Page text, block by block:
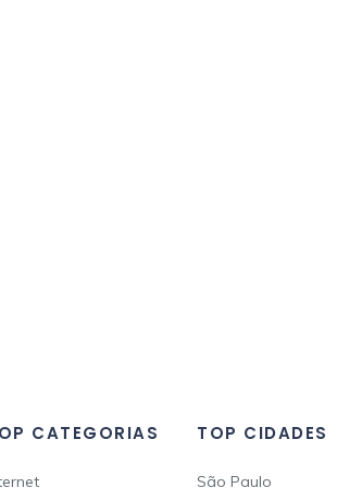
CATEGORIAS TOP CIDADES
São Paulo